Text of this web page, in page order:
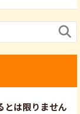

とは限りません